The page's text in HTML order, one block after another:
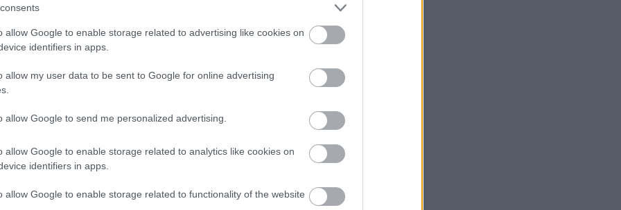
allow Google to enable storage related to advertising like cookies on
identifiers in apps.
allow my user data to be sent to Google for online advertising
allow Google to send me personalized advertising.
allow Google to enable storage related to analytics like cookies on
identifiers in apps.
allow Google to enable storage related to functionality of the website
a környezeti hatások talán nem tűnnek túl
versenyzésre – és ismét lehetővé teszik
fényviszony szimulációt használ, amely
NASA – „tömeges” adataira épült. Ez
például az aeroszol
és felhőket hozzon létre.
a Scapes csapatának a játékban rögzített